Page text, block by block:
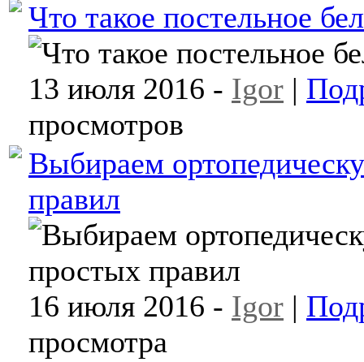
Что такое постельное
13 июля 2016 - Igor |
просмотров
Выбираем
правил
16 июля 2016 - Igor |
просмотра